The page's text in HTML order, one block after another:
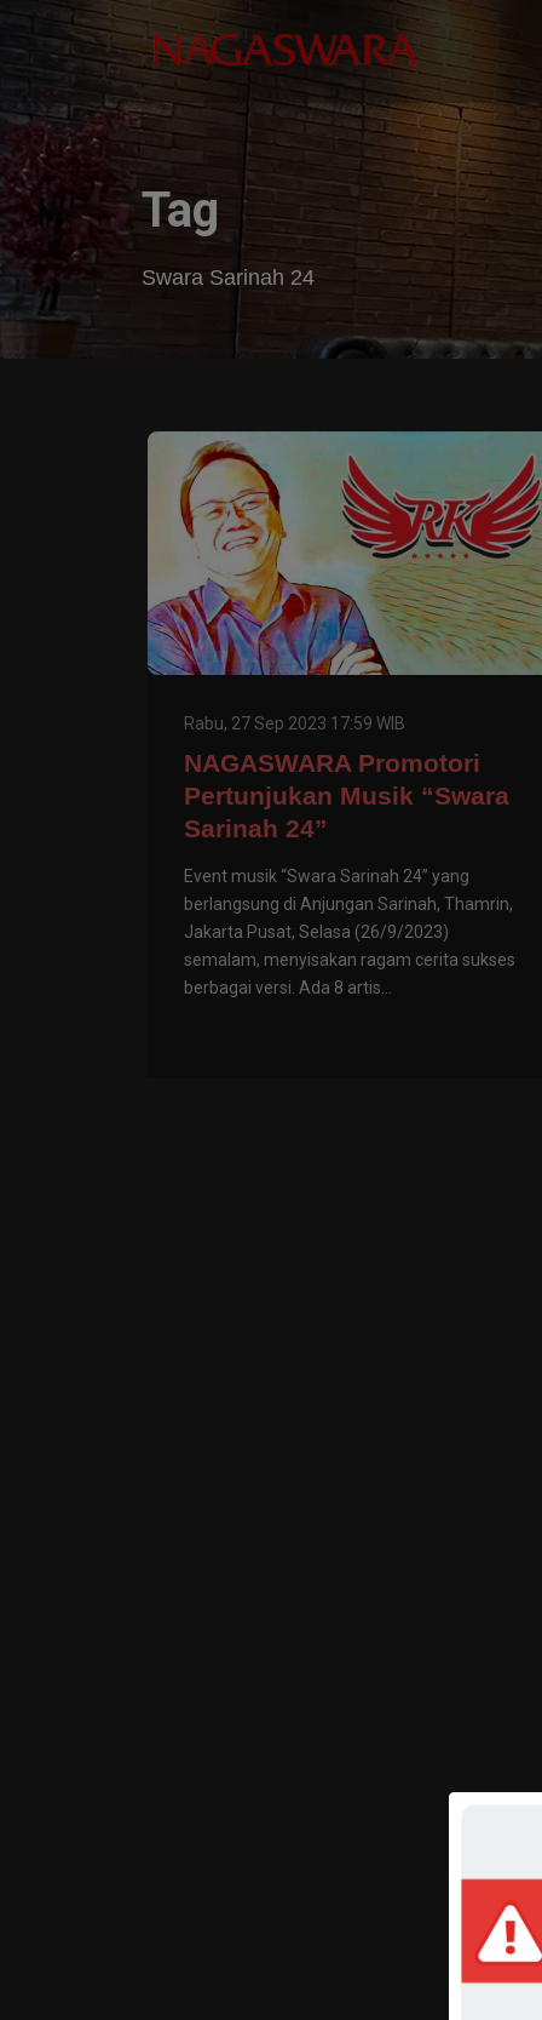
Tag
Swara Sarinah 24
Rabu, 27 Sep 2023 17:59 WIB
NAGASWARA Promotori
Pertunjukan Musik “Swara
Sarinah 24”
Event musik “Swara Sarinah 24” yang
berlangsung di Anjungan Sarinah, Thamrin,
Jakarta Pusat, Selasa (26/9/2023)
semalam, menyisakan ragam cerita sukses
berbagai versi. Ada 8 artis...